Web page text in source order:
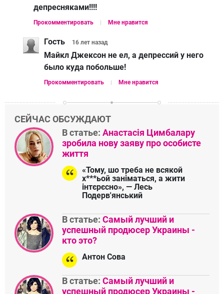
депресняками!!!!
Прокомментировать Мне нравится
Гость 16 лет назад
Майкл Джексон не ел, а депрессий у него
было куда побольше!
Прокомментировать Мне нравится
СЕЙЧАС ОБСУЖДАЮТ
В статье: Анастасія Цимбалару
зробила нову заяву про особисте
життя
«Тому, шо треба не всякой
х***ьой заніматься, а жити
інтєрєсно», — Лесь
Подерв'янський
В статье: Самый лучший и
успешный продюсер Украины -
кто это?
Антон Сова
В статье: Самый лучший и
успешный продюсер Украины -